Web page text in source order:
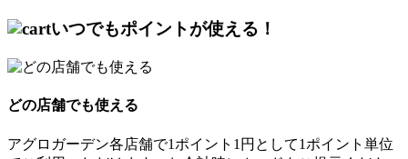
いつでもポイントが使える！
どの店舗でも使える
アグロガーデン各店舗で1ポイント1円として1ポイント単位